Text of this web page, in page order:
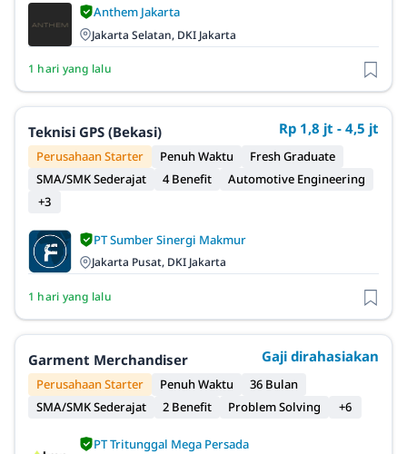
Anthem Jakarta
Jakarta Selatan, DKI Jakarta
1 hari yang lalu
Teknisi GPS (Bekasi) Rp 1,8 jt - 4,5 jt
Perusahaan Starter Penuh Waktu
Fresh Graduate
SMA/SMK Sederajat
4 Benefit
Automotive Engineering
+3
PT Sumber Sinergi Makmur
Jakarta Pusat, DKI Jakarta
1 hari yang lalu
Garment Merchandiser Gaji dirahasiakan
Perusahaan Starter Penuh Waktu
36 Bulan
SMA/SMK Sederajat
2 Benefit Problem Solving +6
PT Tritunggal Mega Persada